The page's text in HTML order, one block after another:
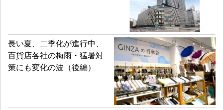
長い夏、二季化が進行中、
百貨店各社の梅雨・猛暑対
策にも変化の波（後編）